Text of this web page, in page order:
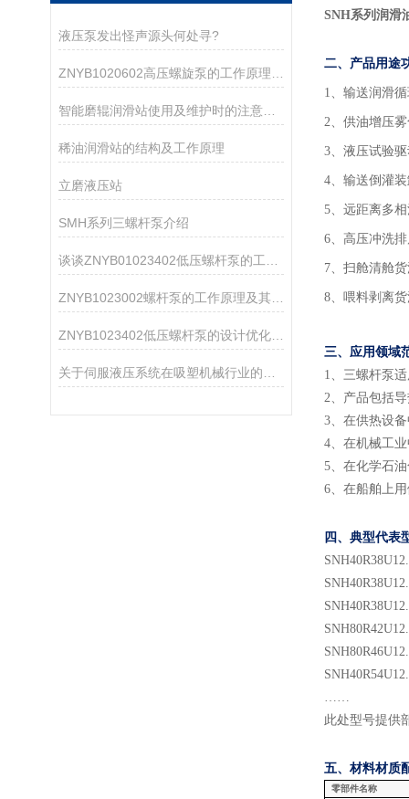
液压泵发出怪声源头何处寻?
智能磨辊润滑站使用及维护时的注意事项介绍
稀油润滑站的结构及工作原理
立磨液压站
SMH系列三螺杆泵介绍
ZNYB1023402低压螺杆泵的设计优化与改进
SNH系列润滑
二、产品用途
1、输送润滑
2、供油增压
3、液压试验
4、输送倒灌
5、远距离多
6、高压冲洗
7、扫舱清舱
8、喂料剥离
三、应用领域
1、 三螺杆泵
2、 产品包括
3、 在供热设
4、 在机械工
5、 在化学石
6、 在船舶上
四、典型代表
SNH40R38U
SNH40R38U
SNH40R38U
SNH80R42U
SNH80R46U
SNH40R54U
……
此处型号提供
五、材料材质
零部件名称